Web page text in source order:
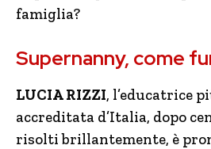
famiglia?
Supernanny, come
LUCIA RIZZI, l’educatrice
accreditata d’Italia, dopo
risolti brillantemente, è